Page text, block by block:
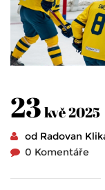
23kvě 2025
od Radovan
0 Komentáře